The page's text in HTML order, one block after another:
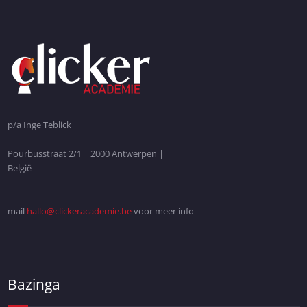
p/a Inge Teblick
Pourbusstraat 2/1 | 2000 Antwerpen |
België
mail hallo@clickeracademie.bevoor meer info
Bazinga